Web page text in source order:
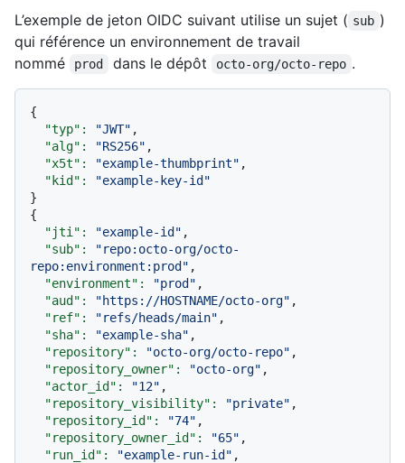
L’exemple de jeton OIDC suivant utilise un sujet ( sub )
qui référence un environnement de travail
nommé
prod dans le dépôt octo-org/octo-repo .
{
"typ":
"JWT" ,
"alg":
"RS256" ,
"x5t":
"example-thumbprint" ,
"kid":
"example-key-id"
}
{
"jti":
"example-id" ,
"sub":
"repo:octo-org/octo-
repo:environment:prod" ,
"environment":
"prod" ,
"aud":
"https://HOSTNAME/octo-org" ,
"ref":
"refs/heads/main" ,
"sha":
"example-sha" ,
"repository":
"octo-org/octo-repo" ,
"repository_owner":
"octo-org" ,
"actor_id":
"12" ,
"repository_visibility":
"private" ,
"repository_id":
"74" ,
"repository_owner_id":
"65" ,
"run_id":
"example-run-id" ,